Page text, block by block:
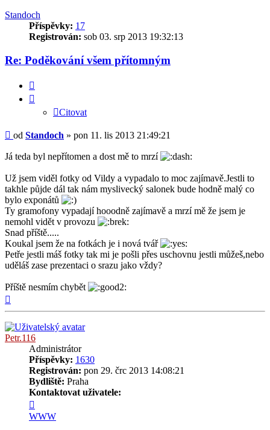
Standoch
Příspěvky: 17
Registrován: sob 03. srp 2013 19:32:13
Re: Poděkování všem přítomným
Citovat
Příspěvek
od Standoch » pon 11. lis 2013 21:49:21
Já teda byl nepřítomen a dost mě to mrzí
Už jsem viděl fotky od Vildy a vypadalo to moc zajímavě.Jestli to
takhle půjde dál tak nám myslivecký salonek bude hodně malý co
bylo exponátů
Ty gramofony vypadají hooodně zajímavě a mrzí mě že jsem je
nemohl vidět v provozu
Snad příště.....
Koukal jsem že na fotkách je i nová tvář
Petře jestli máš fotky tak mi je pošli přes uschovnu jestli můžeš,nebo
uděláš zase prezentaci o srazu jako vždy?
Příště nesmím chybět
Petr.116
Administrátor
Příspěvky: 1630
Registrován: pon 29. črc 2013 14:08:21
Bydliště: Praha
Kontaktovat uživatele:
uživatele
Petr.116
WWW